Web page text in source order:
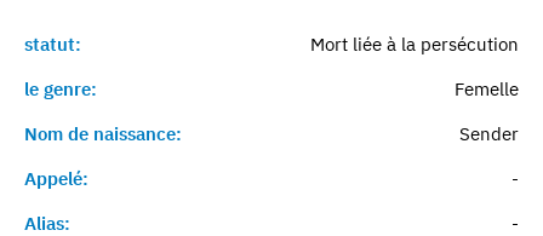
statut:
Mort liée à la persécution
le genre:
Femelle
Nom de naissance:
Sender
Appelé:
-
Alias:
-